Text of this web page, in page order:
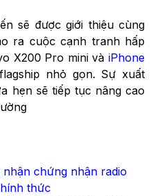
sẽ được giới thiệu cùng
ra cuộc cạnh tranh hấp
X200 Pro mini và iPhone
nhỏ gọn. Sự xuất
hẹn sẽ tiếp tục nâng cao
nhận chứng nhận radio
thức